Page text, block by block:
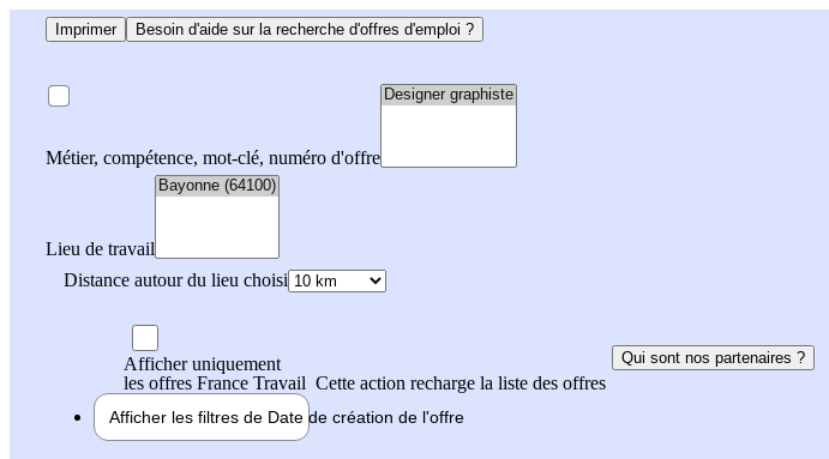
Imprimer Besoin d'aide sur la recherche d'offres d'emploi ?
Métier, compétence, mot-clé, numéro d'offre
Lieu de travail
Distance autour du lieu choisi
Afficher uniquement
les offres France Travail Cette action recharge la liste des offres
Qui sont nos partenaires ?
Afficher les filtres de Date de création de l'offre